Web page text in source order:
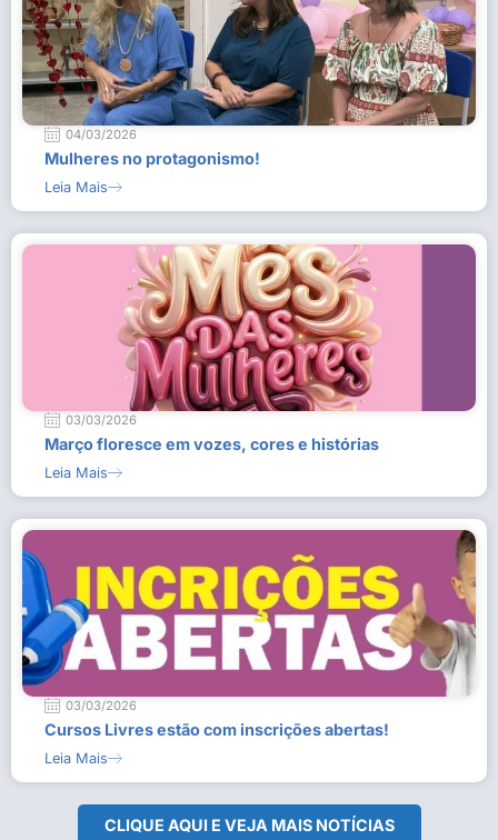
04/03/2026
Mulheres no protagonismo!
Leia Mais
03/03/2026
Março floresce em vozes, cores e histórias
Leia Mais
03/03/2026
Cursos Livres estão com inscrições abertas!
Leia Mais
CLIQUE AQUI E VEJA MAIS NOTÍCIAS